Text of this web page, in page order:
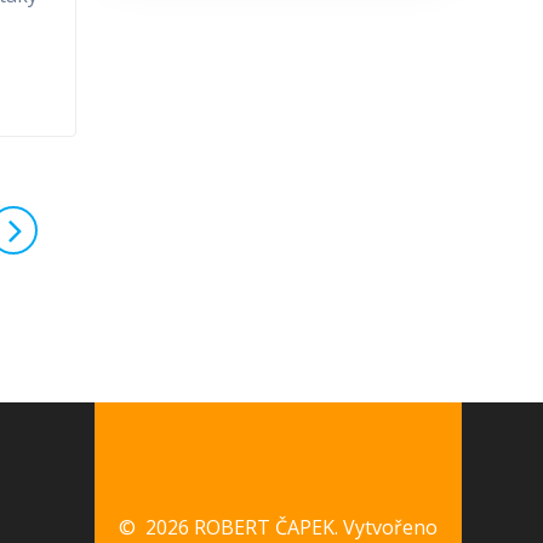
© 2026 ROBERT ČAPEK. Vytvořeno